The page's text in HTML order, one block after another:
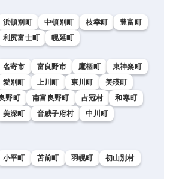
浜頓別町 中頓別町 枝幸町
豊富町
利尻富士町 幌延町
名寄市 富良野市 鷹栖町
東神楽町
愛別町 上川町 東川町
美瑛町
野町 南富良野町 占冠村
和寒町
美深町 音威子府村
中川町
小平町 苫前町 羽幌町
初山別村